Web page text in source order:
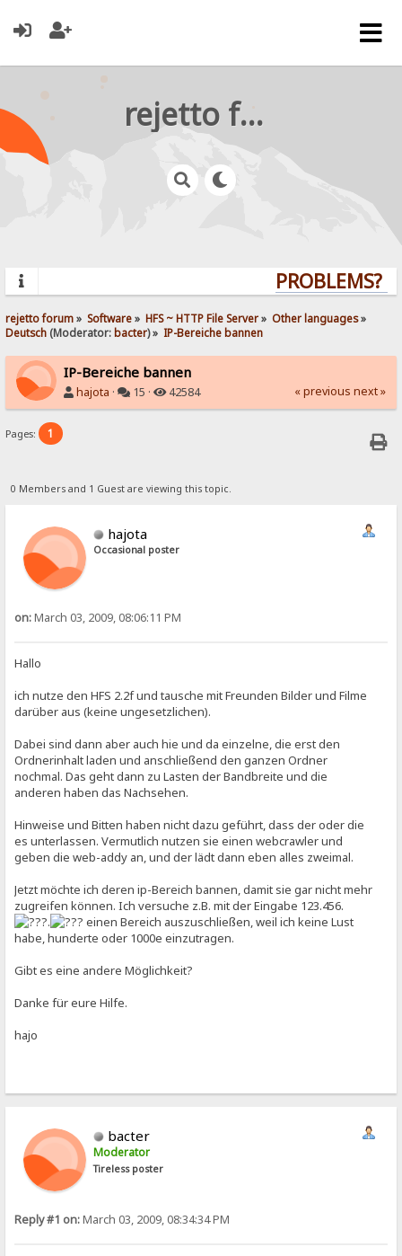
rejetto forum
PROBLEMS?
rejetto forum» Software» HFS ~ HTTP File Server» Other languages»
Deutsch (Moderator: bacter) » IP-Bereiche bannen
IP-Bereiche bannen
hajota · 15 · 42584 « previous next »
Pages: 1
0 Members and 1 Guest are viewing this topic.
hajota
Occasional poster
on:March 03, 2009, 08:06:11 PM
Hallo
ich nutze den HFS 2.2f und tausche mit Freunden Bilder und Filme
darüber aus (keine ungesetzlichen).
Dabei sind dann aber auch hie und da einzelne, die erst den
Ordnerinhalt laden und anschließend den ganzen Ordner
nochmal. Das geht dann zu Lasten der Bandbreite und die
anderen haben das Nachsehen.
Hinweise und Bitten haben nicht dazu geführt, dass der oder die
es unterlassen. Vermutlich nutzen sie einen webcrawler und
geben die web-addy an, und der lädt dann eben alles zweimal.
Jetzt möchte ich deren ip-Bereich bannen, damit sie gar nicht mehr
zugreifen können. Ich versuche z.B. mit der Eingabe 123.456.
.
einen Bereich auszuschließen, weil ich keine Lust
habe, hunderte oder 1000e einzutragen.
Gibt es eine andere Möglichkeit?
Danke für eure Hilfe.
hajo
bacter
Moderator
Tireless poster
Reply #1 on:March 03, 2009, 08:34:34 PM